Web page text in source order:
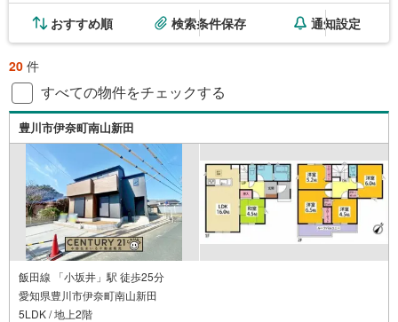
おすすめ順 検索条件保存 通知設定
20 件
すべての物件をチェックする
豊川市伊奈町南山新田
飯田線 「小坂井」駅 徒歩25分
愛知県豊川市伊奈町南山新田
5LDK / 地上2階